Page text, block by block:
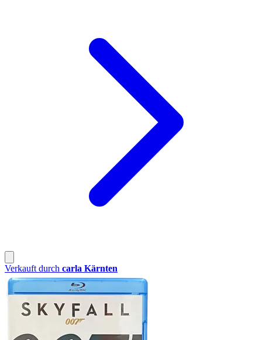
Verkauft durch carla Kärnten